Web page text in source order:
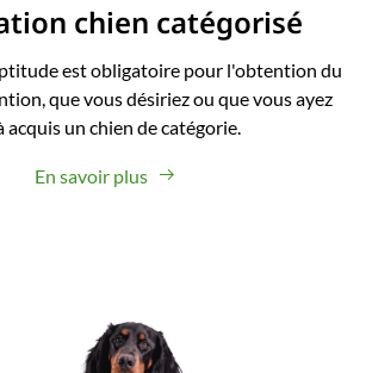
chien catégorisé
est obligatoire pour l'obtention du
que vous désiriez ou que vous ayez
acquis un chien de catégorie.
En savoir plus